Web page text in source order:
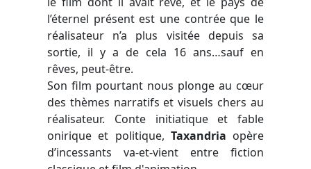
l’éternel présent est une contrée que le
réalisateur n’a plus visitée depuis sa
sortie, il y a de cela 16 ans…sauf en
rêves, peut-être.
Son film pourtant nous plonge au cœur
des thèmes narratifs et visuels chers au
réalisateur. Conte initiatique et fable
onirique et politique, Taxandria opère
d’incessants va-et-vient entre fiction